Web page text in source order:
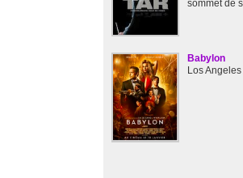
sommet de
Babylon
Los